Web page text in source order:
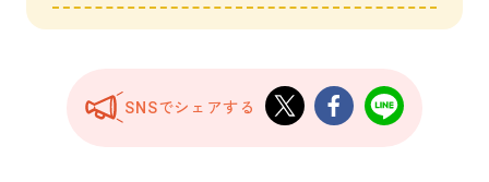
SNSでシェアする